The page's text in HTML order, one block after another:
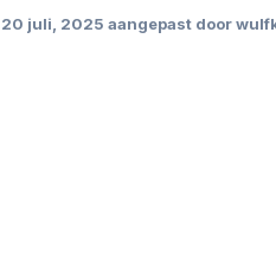
20 juli, 2025 aangepast door